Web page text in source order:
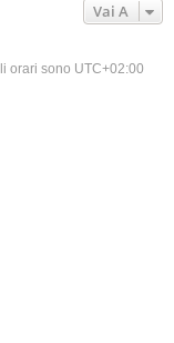
Vai A
orari sono UTC+02:00